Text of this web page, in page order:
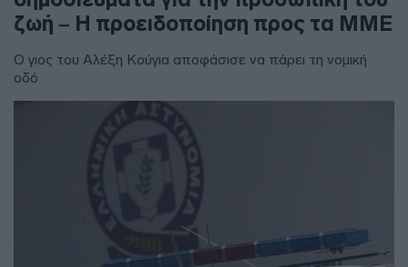
ζωή – Η προειδοποίηση προς τα ΜΜΕ
Ο γιος του Αλέξη Κούγια αποφάσισε να πάρει τη νομική
οδό